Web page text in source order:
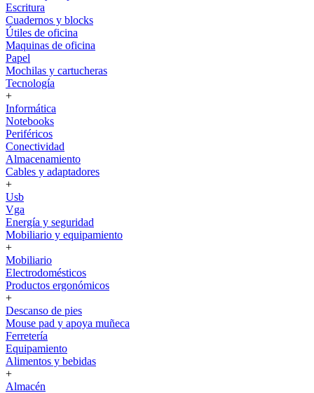
Escritura
Cuadernos y blocks
Útiles de oficina
Maquinas de oficina
Papel
Mochilas y cartucheras
Tecnología
+
Informática
Notebooks
Periféricos
Conectividad
Almacenamiento
Cables y adaptadores
+
Usb
Vga
Energía y seguridad
Mobiliario y equipamiento
+
Mobiliario
Electrodomésticos
Productos ergonómicos
+
Descanso de pies
Mouse pad y apoya muñeca
Ferretería
Equipamiento
Alimentos y bebidas
+
Almacén